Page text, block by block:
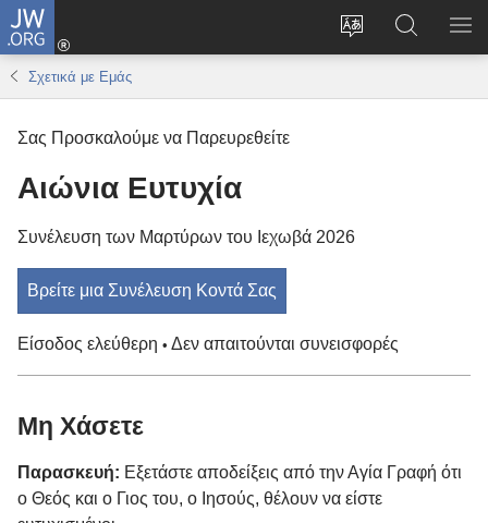
JW.ORG
Αλλαγή
Σύνδεση
(ανοίγει
Σχετικά με Εμάς
Σας Προσκαλούμε να Παρευρεθείτε
Αιώνια Ευτυχία
Συνέλευση των Μαρτύρων του Ιεχωβά 2026
Βρείτε μια Συνέλευση Κοντά Σας
Είσοδος ελεύθερη • Δεν απαιτούνται συνεισφορές
Μη Χάσετε
Παρασκευή: Εξετάστε αποδείξεις από την Αγία Γραφή ότι
ο Θεός και ο Γιος του, ο Ιησούς, θέλουν να είστε